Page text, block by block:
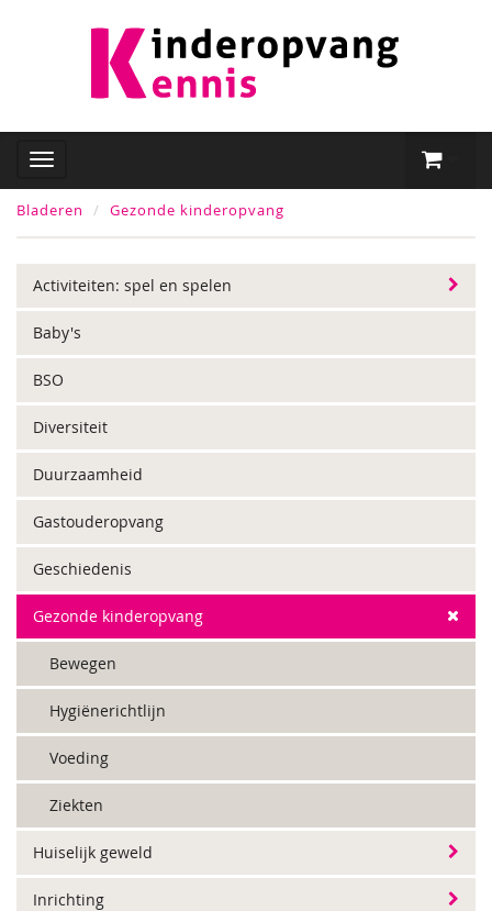
Bladeren Gezonde kinderopvang
Activiteiten: spel en spelen
Baby's
BSO
Diversiteit
Duurzaamheid
Gastouderopvang
Geschiedenis
Gezonde kinderopvang
Bewegen
Hygiënerichtlijn
Voeding
Ziekten
Huiselijk geweld
Inrichting